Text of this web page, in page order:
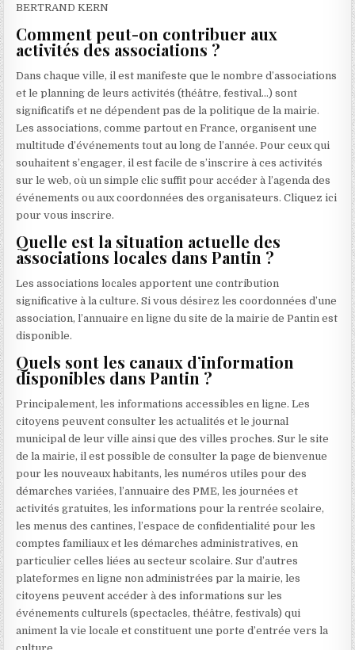
BERTRAND KERN
Comment peut-on contribuer aux
activités des associations ?
Dans chaque ville, il est manifeste que le nombre d’associations
et le planning de leurs activités (théâtre, festival…) sont
significatifs et ne dépendent pas de la politique de la mairie.
Les associations, comme partout en France, organisent une
multitude d’événements tout au long de l’année. Pour ceux qui
souhaitent s’engager, il est facile de s’inscrire à ces activités
sur le web, où un simple clic suffit pour accéder à l’agenda des
événements ou aux coordonnées des organisateurs. Cliquez ici
pour vous inscrire.
Quelle est la situation actuelle des
associations locales dans Pantin ?
Les associations locales apportent une contribution
significative à la culture. Si vous désirez les coordonnées d’une
association, l’annuaire en ligne du site de la mairie de Pantin est
disponible.
Quels sont les canaux d’information
disponibles dans Pantin ?
Principalement, les informations accessibles en ligne. Les
citoyens peuvent consulter les actualités et le journal
municipal de leur ville ainsi que des villes proches. Sur le site
de la mairie, il est possible de consulter la page de bienvenue
pour les nouveaux habitants, les numéros utiles pour des
démarches variées, l’annuaire des PME, les journées et
activités gratuites, les informations pour la rentrée scolaire,
les menus des cantines, l’espace de confidentialité pour les
comptes familiaux et les démarches administratives, en
particulier celles liées au secteur scolaire. Sur d’autres
plateformes en ligne non administrées par la mairie, les
citoyens peuvent accéder à des informations sur les
événements culturels (spectacles, théâtre, festivals) qui
animent la vie locale et constituent une porte d’entrée vers la